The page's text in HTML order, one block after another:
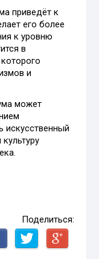
приведёт к
его более
к уровню
в
и
может
искусственный
Поделиться: